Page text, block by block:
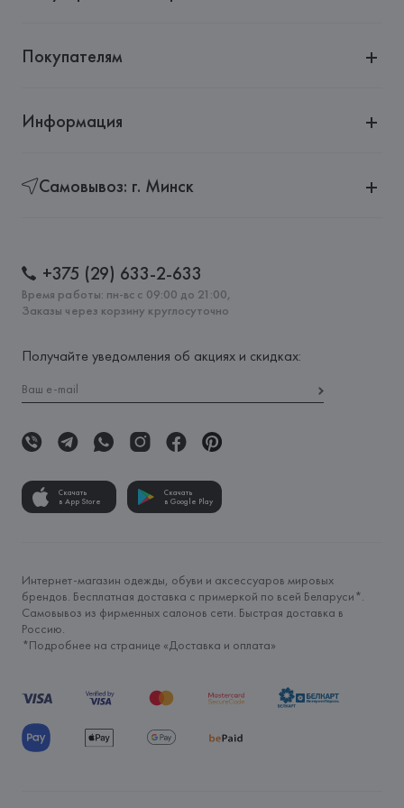
Покупателям
Информация
Самовывоз: г. Минск
+375 (29) 633-2-633
Время работы: пн-вс с 09:00 до 21:00,
Заказы через корзину круглосуточно
Получайте уведомления об акциях и скидках:
Скачать
в App Store
Скачать
в Google Play
Интернет-магазин одежды, обуви и аксессуаров мировых
брендов. Бесплатная доставка с примеркой по всей Беларуси*.
Самовывоз из фирменных салонов сети. Быстрая доставка в
Россию.
*Подробнее на странице «Доставка и оплата»